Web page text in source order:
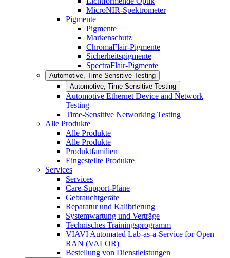
MicroNIR-Spektrometer
Pigmente
Pigmente
Markenschutz
ChromaFlair-Pigmente
Sicherheitspigmente
SpectraFlair-Pigmente
Automotive, Time Sensitive Testing
Automotive, Time Sensitive Testing
Automotive Ethernet Device and Network
Testing
Time-Sensitive Networking Testing
Alle Produkte
Alle Produkte
Alle Produkte
Produktfamilien
Eingestellte Produkte
Services
Services
Care-Support-Pläne
Gebrauchtgeräte
Reparatur und Kalibrierung
Systemwartung und Verträge
Technisches Trainingsprogramm
VIAVI Automated Lab-as-a-Service for Open
RAN (VALOR)
Bestellung von Dienstleistungen